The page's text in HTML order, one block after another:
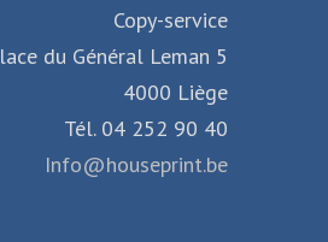
Copy-service
du Général Leman 5
4000 Liège
Tél. 04 252 90 40
Info@houseprint.be